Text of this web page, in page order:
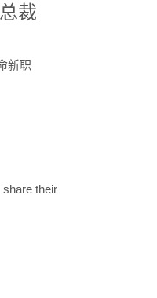
裁
新职
share their